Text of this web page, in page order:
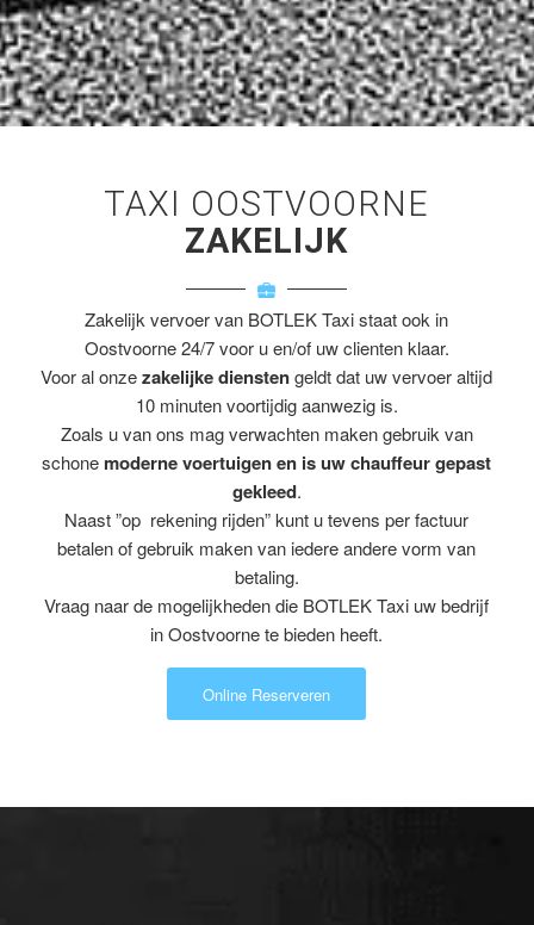
TAXI OOSTVOORNE
ZAKELIJK
Zakelijk vervoer van BOTLEK Taxi staat ook in
Oostvoorne 24/7 voor u en/of uw clienten klaar.
Voor al onzezakelijke dienstengeldt dat uw vervoer altijd
10 minuten voortijdig aanwezig is.
Zoals u van ons mag verwachten maken gebruik van
schone moderne voertuigen en is uw chauffeur gepast
gekleed.
Naast ”op rekening rijden” kunt u tevens per factuur
betalen of gebruik maken van iedere andere vorm van
betaling.
Vraag naar de mogelijkheden die BOTLEK Taxi uw bedrijf
in Oostvoorne te bieden heeft.
Online Reserveren